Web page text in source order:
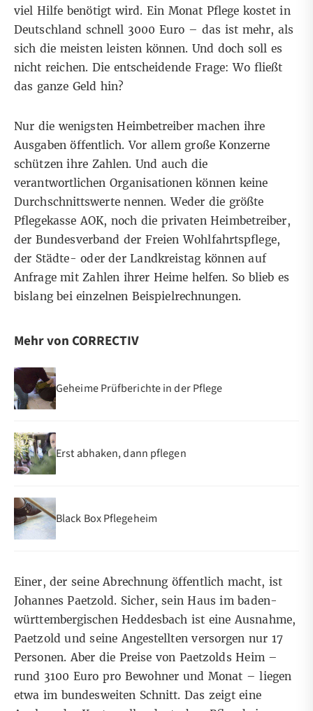
viel Hilfe benötigt wird. Ein Monat Pflege kostet in
Deutschland schnell 3000 Euro – das ist mehr, als
sich die meisten leisten können. Und doch soll es
nicht reichen. Die entscheidende Frage: Wo fließt
das ganze Geld hin?
Nur die wenigsten Heimbetreiber machen ihre
Ausgaben öffentlich. Vor allem große Konzerne
schützen ihre Zahlen. Und auch die
verantwortlichen Organisationen können keine
Durchschnittswerte nennen. Weder die größte
Pflegekasse AOK, noch die privaten Heimbetreiber,
der Bundesverband der Freien Wohlfahrtspflege,
der Städte- oder der Landkreistag können auf
Anfrage mit Zahlen ihrer Heime helfen. So blieb es
bislang bei einzelnen Beispielrechnungen.
Mehr von CORRECTIV
Geheime Prüfberichte in der Pflege
Erst abhaken, dann pflegen
Black Box Pflegeheim
Einer, derseine Abrechnung öffentlich macht, ist
Johannes Paetzold. Sicher, sein Haus im baden-
württembergischen Heddesbach ist eine Ausnahme,
Paetzold und seine Angestellten versorgen nur 17
Personen. Aber die Preise von Paetzolds Heim –
rund 3100 Euro pro Bewohner und Monat – liegen
etwa im bundesweiten Schnitt. Das zeigt eine